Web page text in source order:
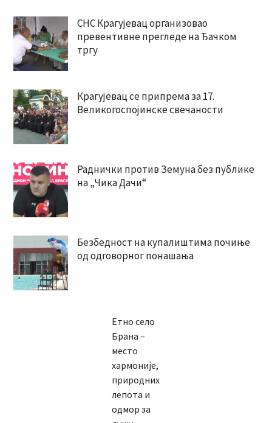
СНС Крагујевац организовао
превентивне прегледе на Ђачком
тргу
Крагујевац се припрема за 17.
Великогоспојинске свечаности
Раднички против Земуна без публике
на „Чика Дачи“
Безбедност на купалиштима почиње
од одговорног понашања
Етно село
Брана –
место
хармоније,
природних
лепота и
одмор за